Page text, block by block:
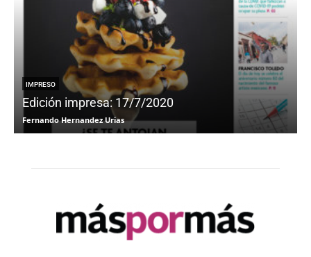
IMPRESO
Edición impresa: 17/7/2020
Fernando Hernandez Urias